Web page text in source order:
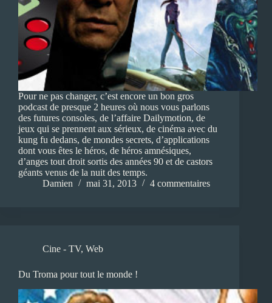
Pour ne pas changer, c’est encore un bon gros
podcast de presque 2 heures où nous vous parlons
des futures consoles, de l’affaire Dailymotion, de
jeux qui se prennent aux sérieux, de cinéma avec du
kung fu dedans, de mondes secrets, d’applications
dont vous êtes le héros, de héros amnésiques,
d’anges tout droit sortis des années 90 et de castors
géants venus de la nuit des temps.
Damien
mai 31, 2013 4 commentaires
Cine - TV, Web
Du Troma pour tout le monde !